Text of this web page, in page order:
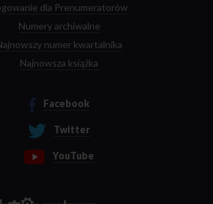
dla Prenumeratorów
Numery archiwalne
numer kwartalnika
Najnowsza książka
Facebook
Twitter
YouTube